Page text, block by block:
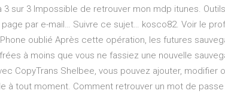
sur 3 Impossible de retrouver mon mdp itunes.
par e-mail… Suivre ce sujet… kosco82. Voir le
oublié Après cette opération, les futures
à moins que vous ne fassiez une nouvelle
CopyTrans Shelbee, vous pouvez ajouter, modifier
à tout moment. Comment retrouver un mot de